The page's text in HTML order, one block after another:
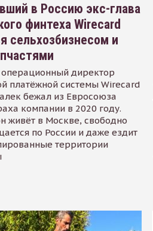
в Россию экс-глава
финтеха Wirecard
сельхозбизнесом и
директор
платёжной системы Wirecard
бежал из Евросоюза
компании в 2020 году.
живёт в Москве, свободно
по России и даже ездит
территории